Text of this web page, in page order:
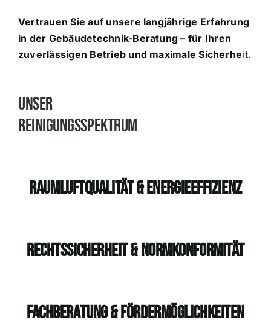
Vertrauen Sie auf unsere langjährige Erfahrung
in der Gebäudetechnik-Beratung – für Ihren
zuverlässigen Betrieb und maximale Sicherheit.
Unser
Reinigungsspektrum
Raumluftqualität & Energieeffizienz
Rechtssicherheit & Normkonformität
Fachberatung & Fördermöglichkeiten